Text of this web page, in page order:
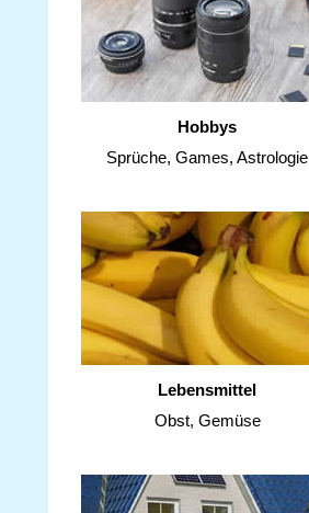
Hobbys
Sprüche, Games, Astrologie
Lebensmittel
Obst, Gemüse